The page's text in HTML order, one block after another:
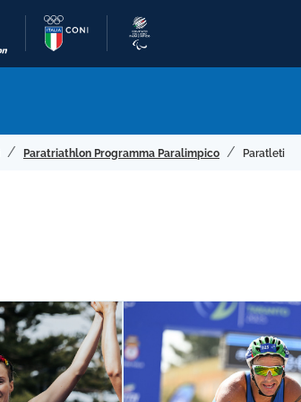
Paratriathlon Programma Paralimpico Paratleti